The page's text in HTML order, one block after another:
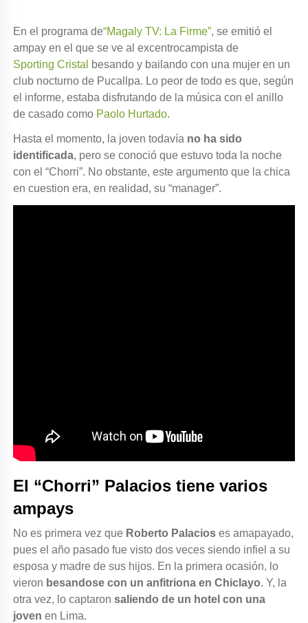
En el programa de“Magaly TV: La Firme”, se emitió el
ampay en el que se ve al excentrocampista de
Sporting Cristal
besando y bailando con una mujer en un
club nocturno de Pucallpa. Lo peor de todo es que, según
el informe, estaba disfrutando de la música con el anillo
de casado como Paolo Hurtado.
Hasta el momento, la joven todavía no ha sido
identificada, pero se conoció que estuvo toda la noche
con el “Chorri”. No obstante, este argumento que la chica
en cuestion era, en realidad, su “manager”.
El “Chorri” Palacios tiene varios
ampays
No es primera vez que Roberto Palacioses amapayado,
pues el año pasado fue visto dos veces siendo infiel a su
esposa y madre de sus hijos. En la primera ocasión, lo
vieron besandose con un anfitriona en Chiclayo. Y, la
otra vez, lo captaronsaliendo de un hotel con una
joven en Lima.